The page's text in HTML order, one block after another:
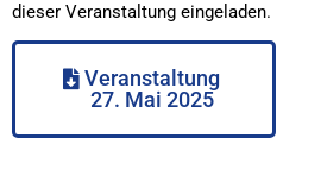
dieser Veranstaltung eingeladen.
Veranstaltung
27. Mai 2025